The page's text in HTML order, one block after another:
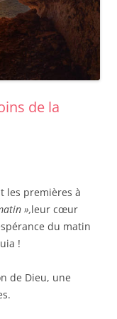
de la
les premières à
»,leur cœur
du matin
!
de Dieu, une